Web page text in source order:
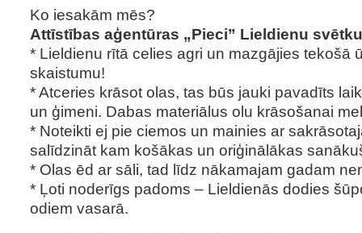
Ko iesakām mēs?
Attīstības aģentūras „Pieci” Lieldienu
* Lieldienu rītā celies agri un mazgājies tekošā
skaistumu!
* Atceries krāsot olas, tas būs jauki pavadīts
un ģimeni. Dabas materiālus olu krāsošanai
* Noteikti ej pie ciemos un mainies ar
salīdzināt kam košākas un oriģinālākas
* Olas ēd ar sāli, tad līdz nākamajam gadam
* Ļoti noderīgs padoms – Lieldienās dodies
odiem vasarā.